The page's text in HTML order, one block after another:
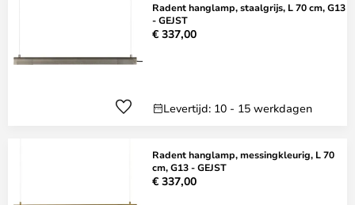
Radent hanglamp, staalgrijs, L 70 cm, G13
- GEJST
€ 337,00
Levertijd: 10 - 15 werkdagen
Radent hanglamp, messingkleurig, L 70
cm, G13 - GEJST
€ 337,00